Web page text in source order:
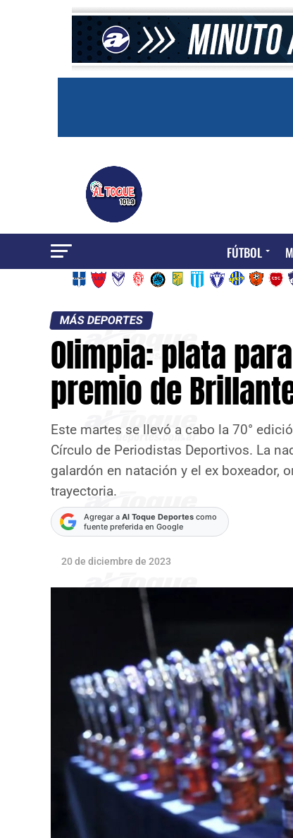
FÚTBOL
MÁS DEPORTES
Olimpia: plata
premio de
Este martes se llevó a cabo la 70°
Círculo de Periodistas Deportivos. La
galardón en natación y el ex boxeador,
trayectoria.
Agregar a Al Toque Deportes como
fuente preferida en Google
20 de diciembre de 2023